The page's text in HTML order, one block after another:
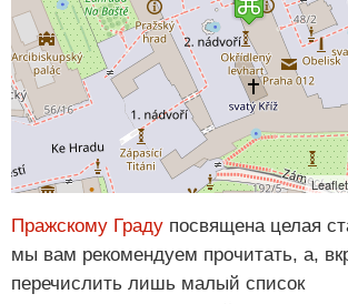
Пражскому Граду посвящена целая
мы вам рекомендуем прочитать, а,
перечислить лишь малый список